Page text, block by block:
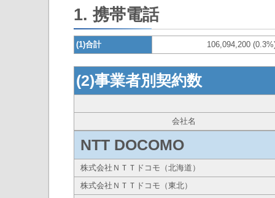
1. 携帯電話
(1)合計 106,094,200
(2)事業者別契約数
会社名
NTT DOCOMO
株式会社ＮＴＴドコモ（北海道）
株式会社ＮＴＴドコモ（東北）